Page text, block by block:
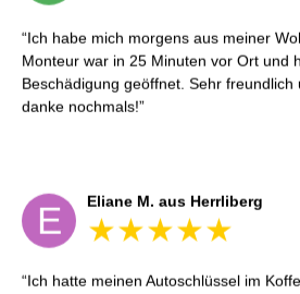
Ich habe mich morgens aus meiner
Monteur war in 25 Minuten vor Ort und
Beschädigung geöffnet. Sehr freundlich
danke nochmals!
E Eliane M. aus Herrliberg
Ich hatte meinen Autoschlüssel im